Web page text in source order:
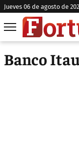
jueves 06 de agosto de
Banco